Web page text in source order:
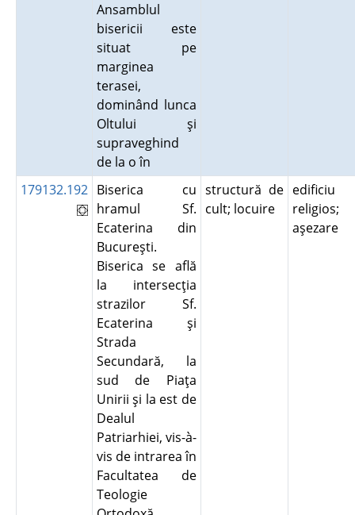
Ansamblul
bisericii este
situat pe
marginea
terasei,
dominând lunca
Oltului şi
supraveghind
de la o în
179132.192 Biserica cu
hramul Sf.
Ecaterina din
Bucureşti.
Biserica se află
la intersecţia
strazilor Sf.
Ecaterina şi
Strada
Secundară, la
sud de Piaţa
Unirii şi la est de
Dealul
Patriarhiei, vis-à-
vis de intrarea în
Facultatea de
Teologie
structură de
cult; locuire
edificiu
religios;
aşezare